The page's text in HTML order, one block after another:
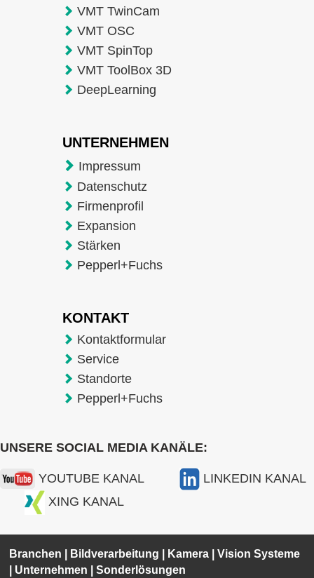
VMT TwinCam
VMT OSC
VMT SpinTop
VMT ToolBox 3D
DeepLearning
UNTERNEHMEN
Impressum
Datenschutz
Firmenprofil
Expansion
Stärken
Pepperl+Fuchs
KONTAKT
Kontaktformular
Service
Standorte
Pepperl+Fuchs
UNSERE SOCIAL MEDIA KANÄLE:
YOUTUBE KANAL
LINKEDIN KANAL
XING KANAL
Branchen Bildverarbeitung Kamera |Vision Systeme
Unternehmen |Sonderlösungen